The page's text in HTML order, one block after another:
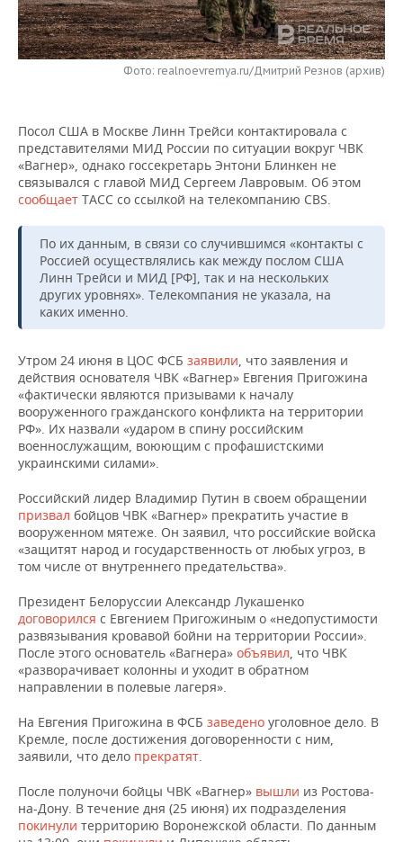
НЕФТЕХИМИЯ
НЕФТЬ
ЭНЕРГЕТИКА
РОЗНИЧНАЯ ТОРГОВЛЯ
НОВОСТИ ТЕХНОЛОГИЙ
ТЕЛЕКОММУНИКАЦИИ
МЕРОПРИЯТИЯ
НОВОСТИ МЕРОПРИЯТИЙ
БИЗНЕС-БРАНЧИ
ONLINE-КОНФЕРЕНЦИИ
ОТКРЫТАЯ ЛЕКЦИЯ
ФУТБОЛ
ХОККЕЙ
БАСКЕТБОЛ
ВОЛЕЙБОЛ
ФИГУРНОЕ КАТАНИЕ
ВОДНЫЕ ВИДЫ СПОРТА
ХОККЕЙ С МЯЧОМ
НОВОСТИ ОБЩЕСТВА
ВЛАСТЬ
ИНФРАСТРУКТУРА
ИСТОРИЯ
МЕДИЦИНА
ОБРАЗОВАНИЕ
ПРОИСШЕСТВИЯ
ФОТОГАЛЕРЕЯ
СЮЖЕТЫ
СПРАВОЧНИК
СПИСОК ПЕРСОН
ПОЛНАЯ ВЕРСИЯ
Фото: realnoevremya.ru/Дмитрий Резнов (архив)
Посол США в Москве Линн Трейси контактировала с
представителями МИД России по ситуации вокруг ЧВК
«Вагнер», однако госсекретарь Энтони Блинкен не
связывался с главой МИД Сергеем Лавровым. Об этом
сообщает ТАСС со ссылкой на телекомпанию CBS.
По их данным, в связи со случившимся «контакты с
Россией осуществлялись как между послом США
Линн Трейси и МИД [РФ], так и на нескольких
других уровнях». Телекомпания не указала, на
каких именно.
Утром 24 июня в ЦОС ФСБ заявили, что заявления и
действия основателя ЧВК «Вагнер» Евгения Пригожина
«фактически являются призывами к началу
вооруженного гражданского конфликта на территории
РФ». Их назвали «ударом в спину российским
военнослужащим, воюющим с профашистскими
украинскими силами».
Российский лидер Владимир Путин в своем обращении
призвал бойцов ЧВК «Вагнер» прекратить участие в
вооруженном мятеже. Он заявил, что российские войска
«защитят народ и государственность от любых угроз, в
том числе от внутреннего предательства».
Президент Белоруссии Александр Лукашенко
договорился с Евгением Пригожиным о «недопустимости
развязывания кровавой бойни на территории России».
После этого основатель «Вагнера» объявил, что ЧВК
«разворачивает колонны и уходит в обратном
направлении в полевые лагеря».
На Евгения Пригожина в ФСБ заведено уголовное дело. В
Кремле, после достижения договоренности с ним,
заявили, что дело прекратят.
После полуночи бойцы ЧВК «Вагнер» вышли из Ростова-
на-Дону. В течение дня (25 июня) их подразделения
покинули территорию Воронежской области. По данным